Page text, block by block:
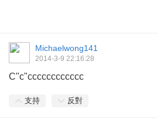
Michaelwong141
2014-3-9 22:16:28
C"c"cccccccccccc
支持 反對